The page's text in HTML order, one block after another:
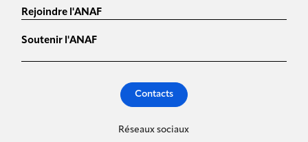
Rejoindre l'ANAF
Soutenir l'ANAF
Contacts
Réseaux sociaux